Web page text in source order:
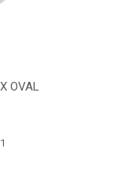
OVAL